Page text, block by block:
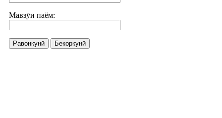
Мавзӯи паём:
Равонкунӣ Бекоркунӣ